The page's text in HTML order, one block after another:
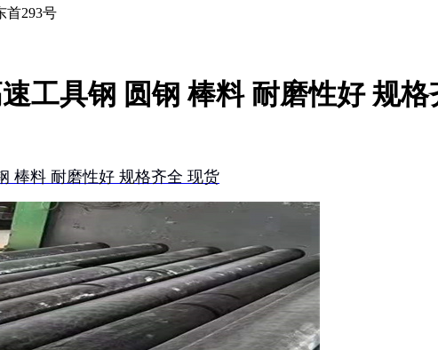
首293号
工具钢 圆钢 棒料 耐磨性好 规格
棒料 耐磨性好 规格齐全 现货